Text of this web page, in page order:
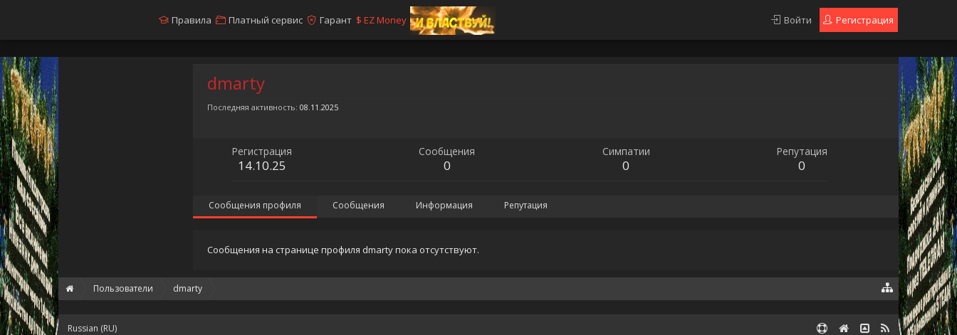
dmarty
Последняя активность: 08.11.2025
Регистрация
14.10.25
Сообщения
0
Симпатии
0
Репутация
0
Сообщения профиля Сообщения Информация Репутация
Сообщения на странице профиля dmarty пока отсутствуют.
Пользователи dmarty
Правила Платный сервис Гарант $ EZ Money Регистрация
Войти
Russian (RU)